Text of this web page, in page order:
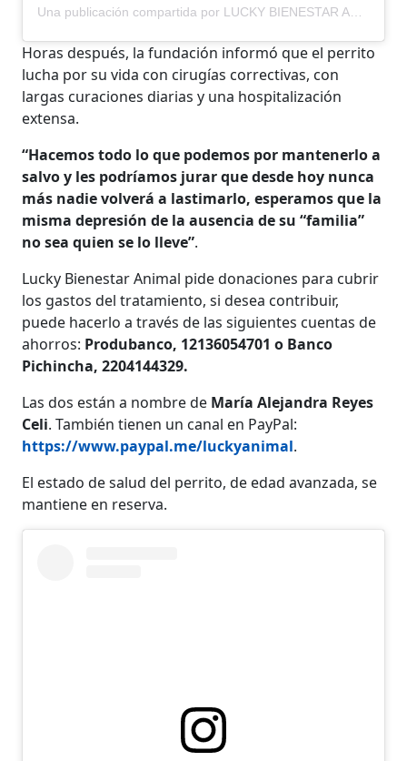
Horas después, la fundación informó que el perrito
lucha por su vida con cirugías correctivas, con
largas curaciones diarias y una hospitalización
extensa.
“Hacemos todo lo que podemos por mantenerlo a
salvo y les podríamos jurar que desde hoy nunca
más nadie volverá a lastimarlo, esperamos que la
misma depresión de la ausencia de su “familia”
no sea quien se lo lleve”.
Lucky Bienestar Animal pide donaciones para cubrir
los gastos del tratamiento, si desea contribuir,
puede hacerlo a través de las siguientes cuentas de
ahorros: Produbanco, 12136054701 o Banco
Pichincha, 2204144329.
Las dos están a nombre de María Alejandra Reyes
Celi. También tienen un canal en PayPal:
https://www.paypal.me/luckyanimal.
El estado de salud del perrito, de edad avanzada, se
mantiene en reserva.